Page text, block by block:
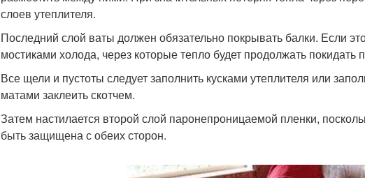
слоев утеплителя.
Последний слой ваты должен обязательно покрывать балки. Если
мостиками холода, через которые тепло будет продолжать покидать
Все щели и пустоты следует заполнить кусками утеплителя или
матами заклеить скотчем.
Затем настилается второй слой паронепроницаемой пленки,
быть защищена с обеих сторон.